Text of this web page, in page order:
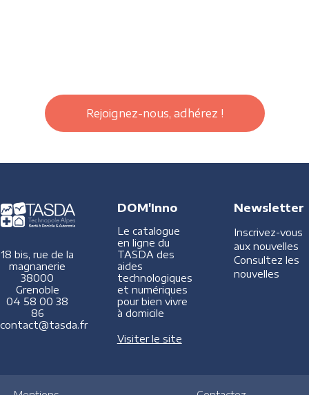
Rejoignez-nous, adhérez !
18 bis, rue de la
magnanerie
38000
Grenoble
04 58 00 38
86
contact@tasda.fr
DOM'Inno
Le catalogue
en ligne du
TASDA des
aides
technologiques
et numériques
pour bien vivre
à domicile
Visiter le site
Newsletter
Inscrivez-vous
aux nouvelles
Consultez les
nouvelles